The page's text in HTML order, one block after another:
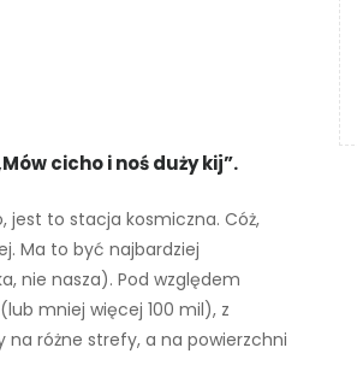
cicho i noś duży kij”.
jest to stacja kosmiczna. Cóż,
Ma to być najbardziej
nie nasza). Pod względem
(lub mniej więcej 100 mil), z
na różne strefy, a na powierzchni